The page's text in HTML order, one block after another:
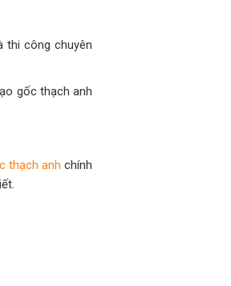
thi công chuyên
gốc thạch anh
thạch anh chính